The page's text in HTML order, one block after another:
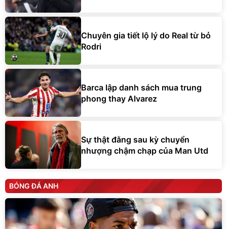
Chuyên gia tiết lộ lý do Real từ bỏ
Rodri
Barca lập danh sách mua trung
phong thay Alvarez
Sự thật đằng sau kỳ chuyển
nhượng chậm chạp của Man Utd
BÓNG ĐÁ ANH